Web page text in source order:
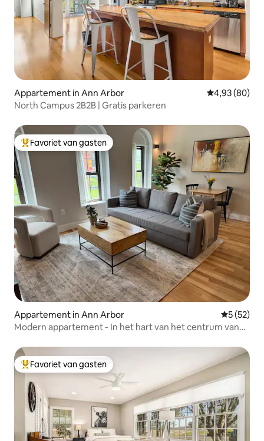
Appartement in Ann Arbor Gemiddelde
4,93 (80)
North Campus 2B2B | Gratis parkeren
Topfavoriet van gasten
Favoriet van gasten
Appartement in Ann Arbor
5 (52)
Modern appartement - In het hart van het centrum van
Topfavoriet van gasten
Favoriet van gasten